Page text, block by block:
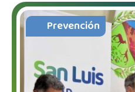
Prevención